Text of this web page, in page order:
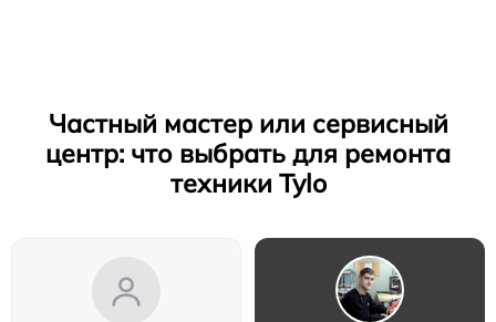
Частный мастер или сервисный
центр: что выбрать для ремонта
техники Tylo